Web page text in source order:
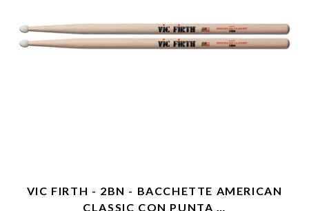
VIC FIRTH - 2BN - BACCHETTE AMERICAN
CLASSIC CON PUNTA …